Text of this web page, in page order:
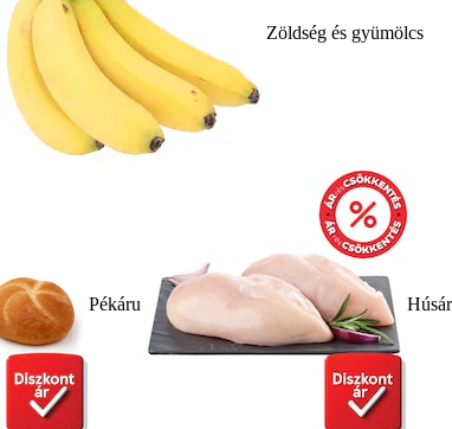
Zöldség és gyümölcs
Pékáru